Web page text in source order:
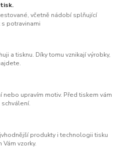
včetně nádobí splňující
potravinami
a tisknu. Díky tomu vznikají výrobky,
nebo upravím motiv. Před tiskem vám
schválení.
produkty i technologii tisku
Vám vzorky.